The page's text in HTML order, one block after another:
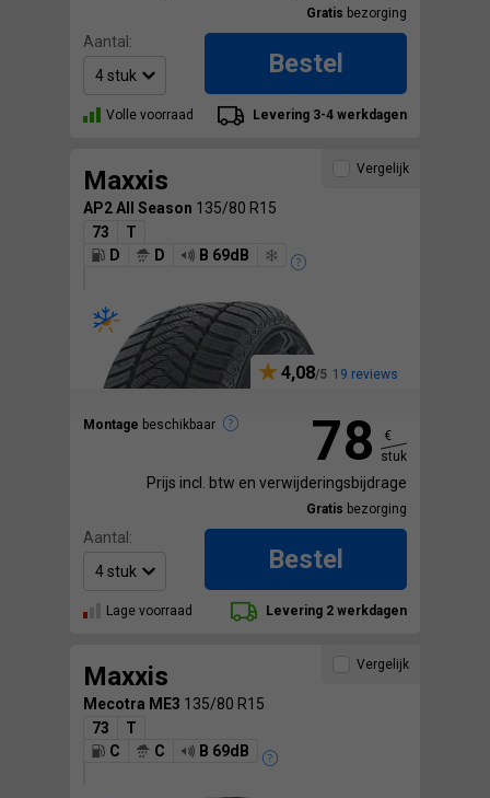
Gratis bezorging
Aantal:
Bestel
Volle voorraad Levering 3-4 werkdagen
Maxxis
AP2 All Season 135/80 R15
73
T
D
D B 69dB
4,08 19 reviews
Montage beschikbaar
Vergelijk
78
€
stuk
Prijs incl. btw en verwijderingsbijdrage
Gratis bezorging
Aantal:
Bestel
Lage voorraad Levering 2 werkdagen
Maxxis
Mecotra ME3 135/80 R15
73
T
C
C B 69dB
Vergelijk